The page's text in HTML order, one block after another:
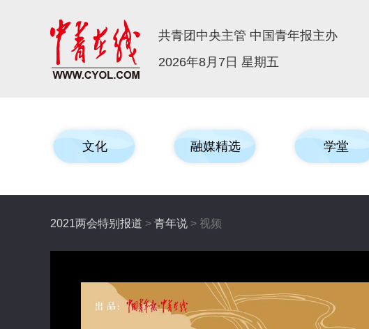
共青团中央主管 中国青年报主办
2026年8月7日 星期五
文化 融媒精选 学堂
2021两会特别报道 > 青年说 > 视频